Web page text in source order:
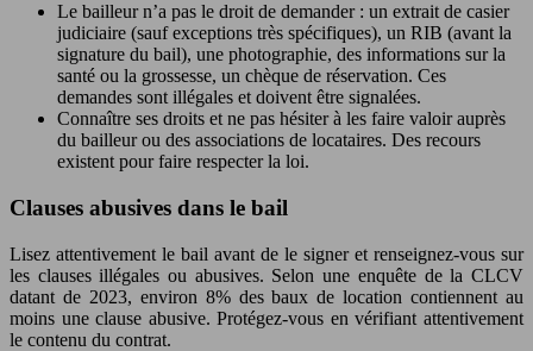
Le bailleur n’a pas le droit de demander : un extrait de casier
judiciaire (sauf exceptions très spécifiques), un RIB (avant la
signature du bail), une photographie, des informations sur la
santé ou la grossesse, un chèque de réservation. Ces
demandes sont illégales et doivent être signalées.
Connaître ses droits et ne pas hésiter à les faire valoir auprès
du bailleur ou des associations de locataires. Des recours
existent pour faire respecter la loi.
Clauses abusives dans le bail
Lisez attentivement le bail avant de le signer et renseignez-vous sur
les clauses illégales ou abusives. Selon une enquête de la CLCV
datant de 2023, environ 8% des baux de location contiennent au
moins une clause abusive. Protégez-vous en vérifiant attentivement
le contenu du contrat.